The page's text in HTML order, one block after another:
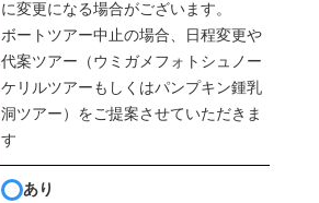
に変更になる場合がございます。
ボートツアー中止の場合、日程変更や
代案ツアー（ウミガメフォトシュノー
ケリルツアーもしくはパンプキン鍾乳
洞ツアー）をご提案させていただきま
す
あり